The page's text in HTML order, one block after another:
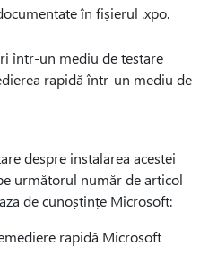
în fișierul .xpo.
într-un mediu de testare
rapidă într-un mediu de
despre instalarea acestei
următorul număr de articol
de cunoștințe Microsoft:
rapidă Microsoft